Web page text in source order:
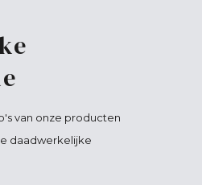
van onze producten
daadwerkelijke